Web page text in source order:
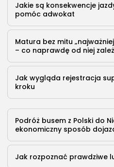
Jakie są konsekwencje
pomóc adwokat
Matura bez mitu
– co naprawdę od niej
Jak wygląda rejestracja
kroku
Podróż busem z Polski do
ekonomiczny sposób
Jak rozpoznać prawdziwe